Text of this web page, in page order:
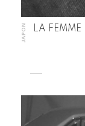
JAPON LA FEMME